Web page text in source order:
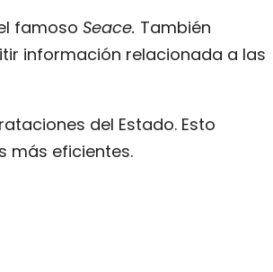
famoso Seace. También
información relacionada a las
del Estado. Esto
más eficientes.